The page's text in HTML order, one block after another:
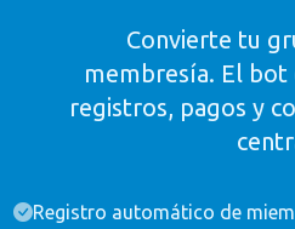
Convierte tu
membresía. El
registros, pagos y
Registro automático de